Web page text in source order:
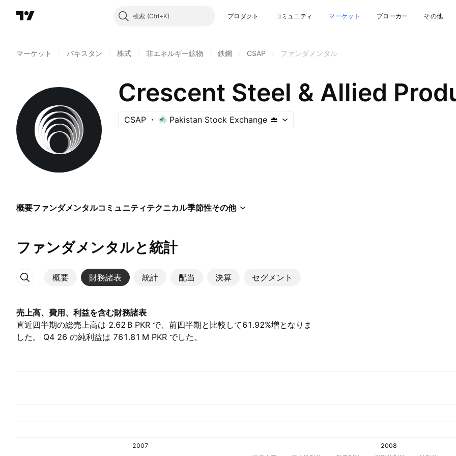
検索 プロダクト コミュニティ マーケット ブローカー その他
マーケット パキスタン 株式 非エネルギー鉱物 鉄鋼 CSAP ファンダメンタル
Crescent Steel & Allied
CSAP Pakistan Stock Exchange
概要ファンダメンタルコミュニティテクニカル季節性その他
ファンダメンタルと統計
概要 財務諸表 統計 配当 決算 セグメント
その他
売上高、費用、利益を含む財務諸表
直近四半期の総売上高は ‪2.62 B‬ PKR で、前四半期と比較して61.92%増となりま
した。 Q4 26 の純利益は ‪761.81 M‬ PKR でした。
2007
2008